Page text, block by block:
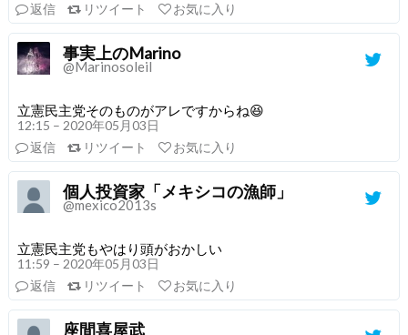
返信
リツイート お気に入り
事実上のMarino
@Marinosoleil
立憲民主党そのものがアレですからね😆
12:15 – 2020年05月03日
返信
リツイート お気に入り
個人投資家「メキシコの漁師」
@mexico2013s
立憲民主党もやはり頭がおかしい
11:59 – 2020年05月03日
返信
リツイート お気に入り
座間喜屋武